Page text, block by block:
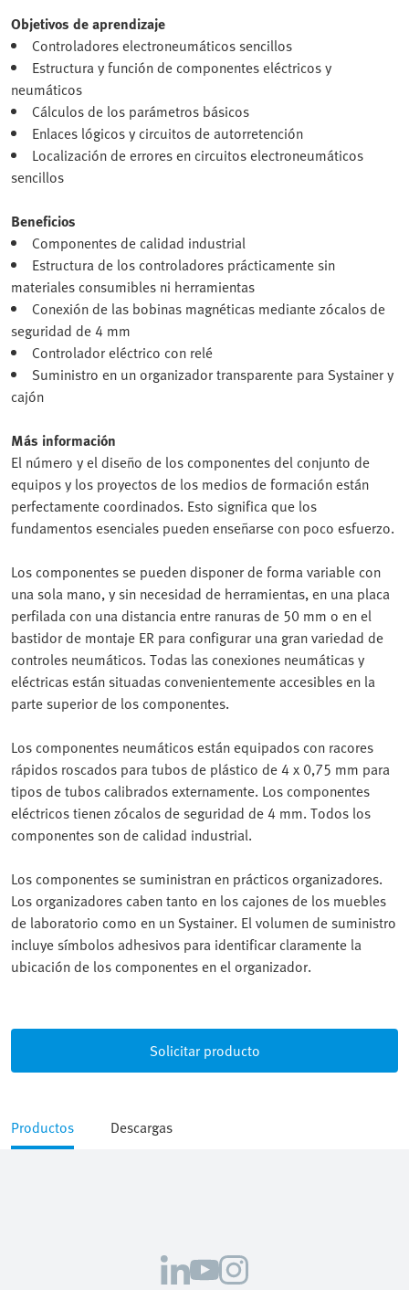
Objetivos de aprendizaje
Controladores electroneumáticos sencillos
Estructura y función de componentes eléctricos y
neumáticos
Cálculos de los parámetros básicos
Enlaces lógicos y circuitos de autorretención
Localización de errores en circuitos electroneumáticos
sencillos
Beneficios
Componentes de calidad industrial
Estructura de los controladores prácticamente sin
materiales consumibles ni herramientas
Conexión de las bobinas magnéticas mediante zócalos de
seguridad de 4 mm
Controlador eléctrico con relé
Suministro en un organizador transparente para Systainer y
cajón
Más información
El número y el diseño de los componentes del conjunto de
equipos y los proyectos de los medios de formación están
perfectamente coordinados. Esto significa que los
fundamentos esenciales pueden enseñarse con poco esfuerzo.
Los componentes se pueden disponer de forma variable con
una sola mano, y sin necesidad de herramientas, en una placa
perfilada con una distancia entre ranuras de 50 mm o en el
bastidor de montaje ER para configurar una gran variedad de
controles neumáticos. Todas las conexiones neumáticas y
eléctricas están situadas convenientemente accesibles en la
parte superior de los componentes.
Los componentes neumáticos están equipados con racores
rápidos roscados para tubos de plástico de 4 x 0,75 mm para
tipos de tubos calibrados externamente. Los componentes
eléctricos tienen zócalos de seguridad de 4 mm. Todos los
componentes son de calidad industrial.
Los componentes se suministran en prácticos organizadores.
Los organizadores caben tanto en los cajones de los muebles
de laboratorio como en un Systainer. El volumen de suministro
incluye símbolos adhesivos para identificar claramente la
ubicación de los componentes en el organizador.
Solicitar producto
Productos Descargas